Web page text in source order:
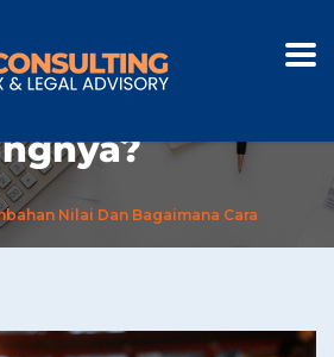
Nilai dan
Cara
Nilai Dan Bagaimana Cara